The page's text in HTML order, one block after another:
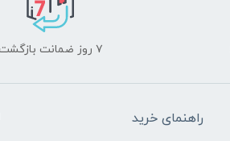
۷ روز ضمانت بازگشت
راهنمای خرید